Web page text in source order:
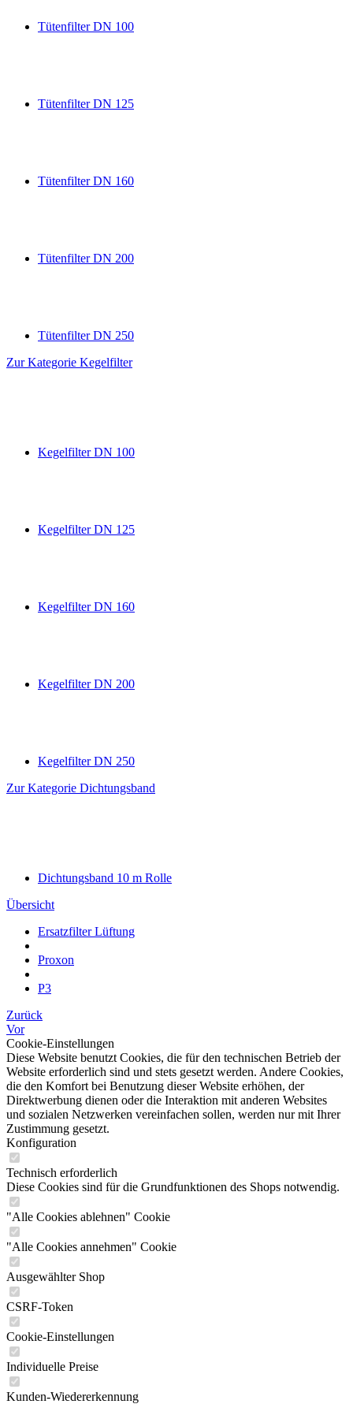
Tütenfilter DN 100
Tütenfilter DN 125
Tütenfilter DN 160
Tütenfilter DN 200
Tütenfilter DN 250
Zur Kategorie Kegelfilter
Kegelfilter DN 100
Kegelfilter DN 125
Kegelfilter DN 160
Kegelfilter DN 200
Kegelfilter DN 250
Zur Kategorie Dichtungsband
Dichtungsband 10 m Rolle
Übersicht
Ersatzfilter Lüftung
Proxon
P3
Zurück
Vor
Cookie-Einstellungen
Diese Website benutzt Cookies, die für den technischen Betrieb der
Website erforderlich sind und stets gesetzt werden. Andere Cookies,
die den Komfort bei Benutzung dieser Website erhöhen, der
Direktwerbung dienen oder die Interaktion mit anderen Websites
und sozialen Netzwerken vereinfachen sollen, werden nur mit Ihrer
Zustimmung gesetzt.
Konfiguration
Technisch erforderlich
Diese Cookies sind für die Grundfunktionen des Shops notwendig.
"Alle Cookies ablehnen" Cookie
"Alle Cookies annehmen" Cookie
Ausgewählter Shop
CSRF-Token
Cookie-Einstellungen
Individuelle Preise
Kunden-Wiedererkennung